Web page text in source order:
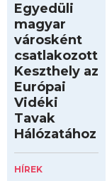
Egyedüli
magyar
városként
csatlakozott
Keszthely az
Európai
Vidéki
Tavak
Hálózatához
HÍREK